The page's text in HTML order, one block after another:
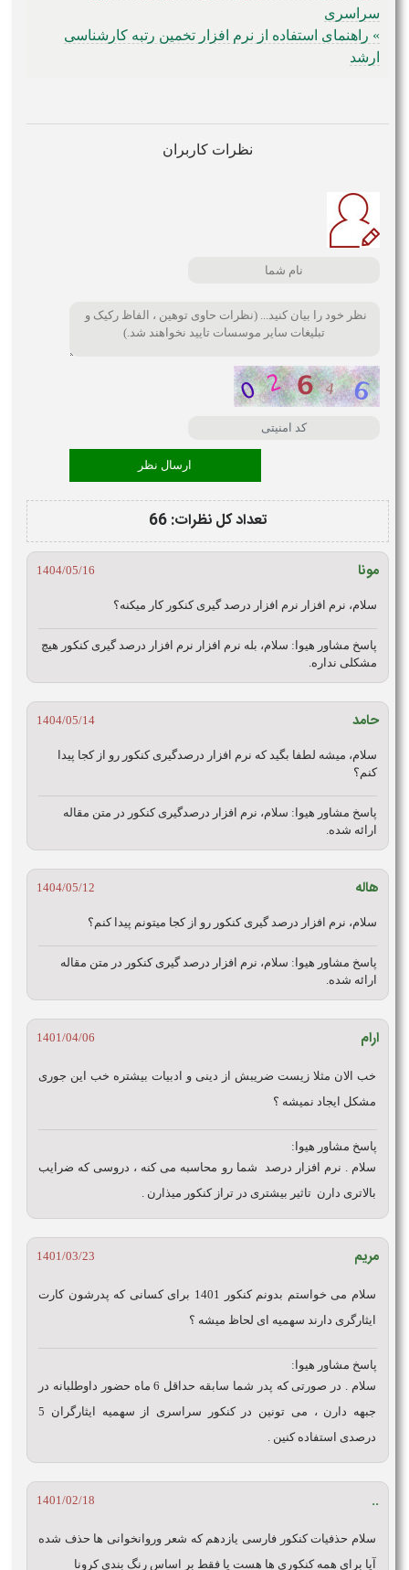
سراسری
» راهنمای استفاده از نرم افزار تخمین رتبه کارشناسی
ارشد
نظرات کاربران
تعداد کل نظرات: 66
مونا 1404/05/16
سلام، نرم افزار نرم افزار درصد گیری کنکور کار میکنه؟
پاسخ مشاور هیوا: سلام، بله نرم افزار نرم افزار درصد گیری کنکور هیچ
مشکلی نداره.
حامد 1404/05/14
سلام، میشه لطفا بگید که نرم افزار درصدگیری کنکور رو از کجا پیدا
کنم؟
پاسخ مشاور هیوا: سلام، نرم افزار درصدگیری کنکور در متن مقاله
ارائه شده.
هاله 1404/05/12
سلام، نرم افزار درصد گیری کنکور رو از کجا میتونم پیدا کنم؟
پاسخ مشاور هیوا: سلام، نرم افزار درصد گیری کنکور در متن مقاله
ارائه شده.
ارام 1401/04/06
خب الان مثلا زیست ضریبش از دینی و ادبیات بیشتره خب این جوری
مشکل ایجاد نمیشه ؟
پاسخ مشاور هیوا:
سلام . نرم افزار درصد شما رو محاسبه می کنه ، دروسی که ضرایب
بالاتری دارن تاثیر بیشتری در تراز کنکور میذارن .
مریم 1401/03/23
سلام می خواستم بدونم کنکور 1401 برای کسانی که پدرشون کارت
ایثارگری دارند سهمیه ای لحاظ میشه ؟
پاسخ مشاور هیوا:
سلام . در صورتی که پدر شما سابقه حداقل 6 ماه حضور داوطلبانه در
جبهه دارن ، می تونین در کنکور سراسری از سهمیه ایثارگران 5
درصدی استفاده کنین .
..
1401/02/18
سلام حذفیات کنکور فارسی یازدهم که شعر وروانخوانی ها حذف شده
آیا برای همه کنکوری ها هست یا فقط بر اساس رنگ بندی کرونا